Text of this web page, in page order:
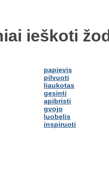
ieškoti
papievis
pilvuoti
liaukotas
gesinti
apibristi
gvojo
luobelis
inspiruoti